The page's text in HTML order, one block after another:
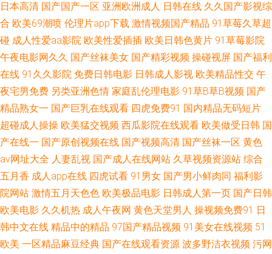
婷网站 欧美性爱另类3 网站男女免费欧美 综合无码中文网 AV日韩网址 岛国
操人人 超碰勉费人妻 国内精品第五页 欧美瑟瑟网站 天天操操 一本道操逼网
91丝袜爱搞搞 超碰人妻福利院 黄色老湿影片 欧美性爱女同A片 四虎成人伦
理 自拍亚洲欧美色图 a欧美性爱 国产精品伊人 91亲99 伊人色图 AV中亚aV
黄色网入口站黄色 欧美性爱第二页 无码AV电影 91黄瓜视频下载 www91色
韩国av中文字幕 欧美激情另类网站 日韩综合色色 亚洲性小说网 AVAV福利导
航 东京热99 九一视频在看 青青青操网站 五月天色导航婷 91国产精品 AV在
日本高清 国产国产一区 亚洲欧洲成人 日韩在线 久久国产影视综
合 欧美69潮喷 伦理片app下载 激情视频国产精品 91草莓久草超
碰 成人性爱aa影院 欧美性爱插插 欧美日韩色黄片 91草莓影院
午夜电影网久久 国产丝袜美女 国产精彩视频 操碰视屏 国产福利
在线 91久久影院 免费日韩电影 日韩成人影视 欧美精品性交 午
夜宅男免费 另类亚洲色情 家庭乱伦理电影 91草B草B视频 国产
精品熟女一 国产巨乳在线观看 四虎免费91 国内精品无码短片
超碰成人操操 欧美猛交视频 西瓜影院在线观看 欧美做受日韩 国
产在线一 国产原创视频在线 国产视频高清 国产丝袜一区 黄色
av网址大全 人妻乱视 国产成人在线网站 久草视频资源站 综合
五月香 成人app在线 四虎试看 91男女 国产男小鲜肉同 福利影
院网站 激情五月天色色 欧美极品电影 日韩成人第一页 国产日韩
欧美电影 久久机热 成人午夜网 黄色天堂男人 操视频免费91 日
韩中文在线 精品中的精品 97国产精品视频 91美女在线视频 51
欧美 一区精品麻豆经典 国产在线观看资源 波多野洁衣视频 污网